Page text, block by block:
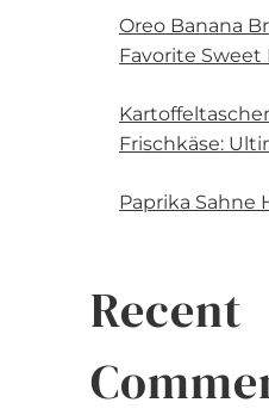
Oreo Banana
Favorite
Frischkäse:
Paprika Sahne
Recent